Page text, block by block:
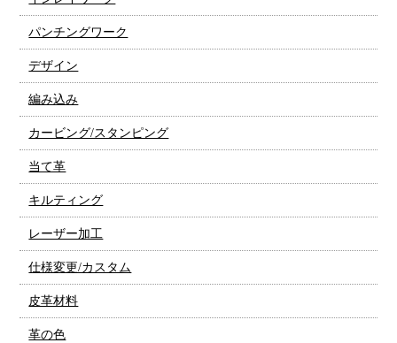
パンチングワーク
デザイン
編み込み
カービング/スタンピング
当て革
キルティング
レーザー加工
仕様変更/カスタム
皮革材料
革の色